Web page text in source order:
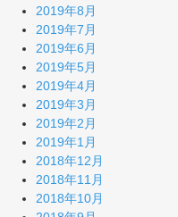
2019年8月
2019年7月
2019年6月
2019年5月
2019年4月
2019年3月
2019年2月
2019年1月
2018年12月
2018年11月
2018年10月